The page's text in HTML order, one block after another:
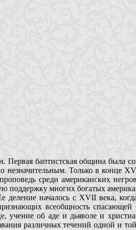
баптистская община была
Только в конце
среди американских
поддержку многих богатых
деление началось с XVII века,
всеобщность спасающей
учение об аде и дьяволе и
различных течений одной и